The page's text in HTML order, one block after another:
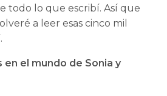
todo lo que escribí. Así que
a leer esas cinco mil
en el mundo de Sonia y